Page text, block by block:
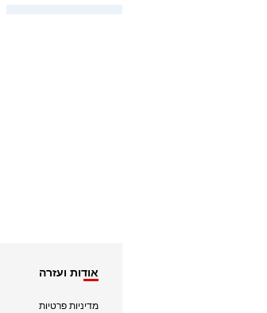
אודות ועזרה
מדיניות פרטיות